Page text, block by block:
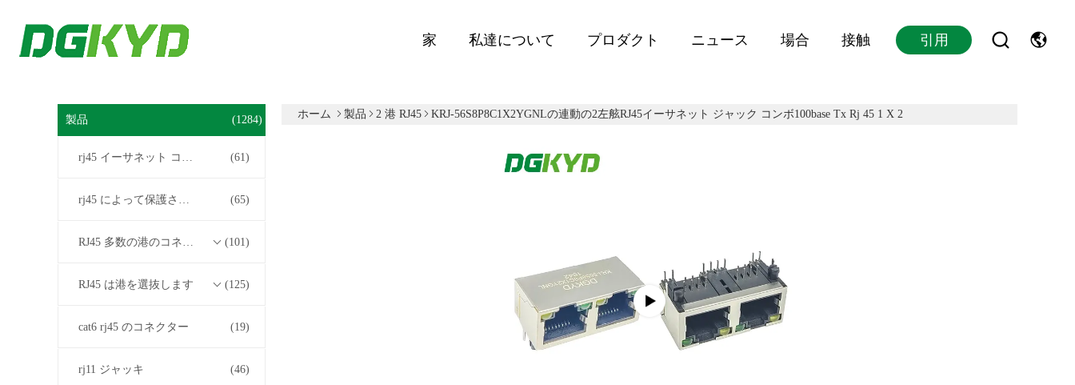
家 私達について プロダクト ニュース 場合 接触 引用
製品 (1284)
rj45 イーサネット コネクター (61)
rj45 によって保護されるコネクター (65)
RJ45 多数の港のコネクター (101)
RJ45 は港を選抜します (125)
cat6 rj45 のコネクター (19)
rj11 ジャッキ (46)
ホーム 製品 2 港 RJ45 KRJ-56S8P8C1X2YGNLの連動の2左舷RJ45イーサネット ジャック コンボ100base Tx Rj 45 1 X 2